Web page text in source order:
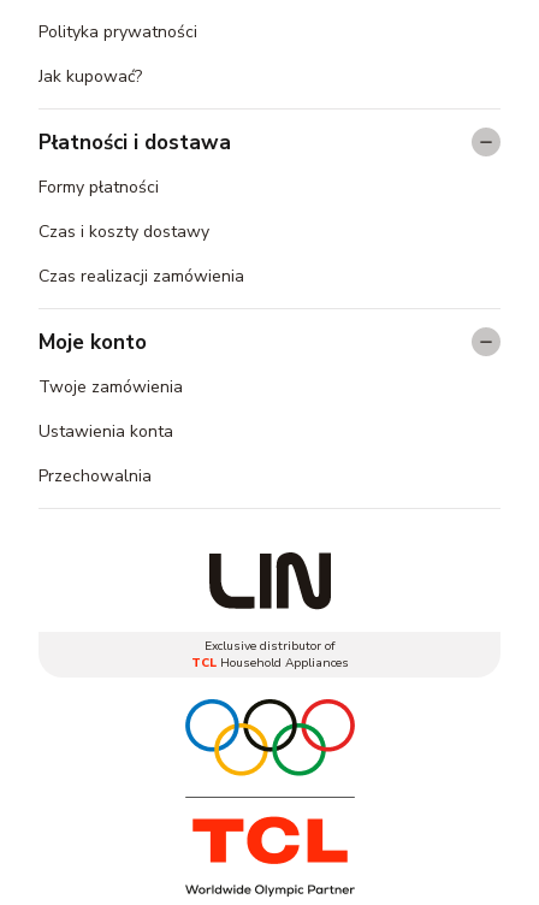
Polityka prywatności
Jak kupować?
Płatności i dostawa
Formy płatności
Czas i koszty dostawy
Czas realizacji zamówienia
Moje konto
Twoje zamówienia
Ustawienia konta
Przechowalnia
Exclusive distributor of
TCLHousehold Appliances